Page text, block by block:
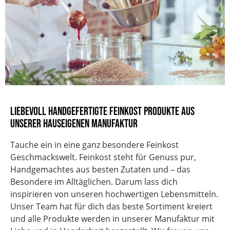
Vegan
Säuregehalt
Glutenfrei
Ohne Knoblauch
Ohne Geschmacksverstärker
ohne zugesetzten Salz
Laktosefrei
Liebevoll handgefertigte Feinkost Produkte aus
unserer hauseigenen Manufaktur
Tauche ein in eine ganz besondere Feinkost
Geschmackswelt. Feinkost steht für Genuss pur,
Handgemachtes aus besten Zutaten und – das
Besondere im Alltäglichen. Darum lass dich
inspirieren von unseren hochwertigen Lebensmitteln.
Unser Team hat für dich das beste Sortiment kreiert
und alle Produkte werden in unserer Manufaktur mit